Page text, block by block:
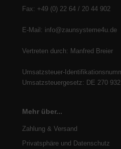
Fax: +49 (0) 22 64 / 20 44 902
E-Mail: info@zaunsysteme4u.de
Vertreten durch: Manfred Breier
Umsatzsteuer-
Umsatzsteuergesetz: DE 270
Mehr über...
Zahlung & Versand
Privatsphäre und Datenschutz